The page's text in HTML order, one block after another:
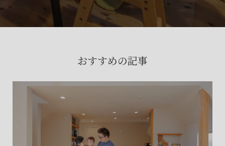
おすすめの記事
お問い合わせはこちらから
土地の活用・賃貸経営に関する
ご相談はこちら